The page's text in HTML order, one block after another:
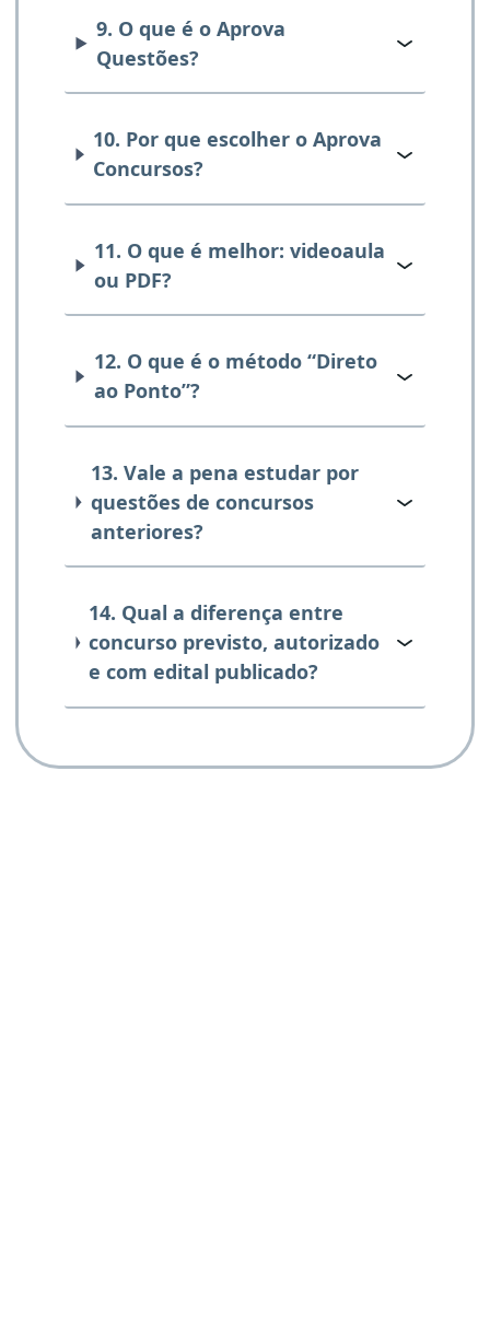
9. O que é o Aprova
Questões?
10. Por que escolher o Aprova
Concursos?
11. O que é melhor: videoaula
ou PDF?
12. O que é o método “Direto
ao Ponto”?
13. Vale a pena estudar por
questões de concursos
anteriores?
14. Qual a diferença entre
concurso previsto, autorizado
e com edital publicado?